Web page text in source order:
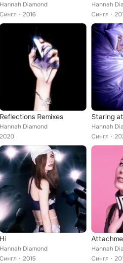
Hannah Diamond
Сингл
2016
Hannah
Сингл
Reflections Remixes
Hannah Diamond
2020
Staring
Hannah
Сингл
Hi
Hannah Diamond
Сингл
2015
Hannah
Сингл